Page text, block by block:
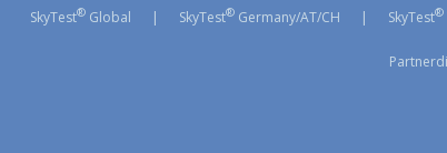
SkyTest®Global | SkyTest®Germany/AT/CH | SkyTest®